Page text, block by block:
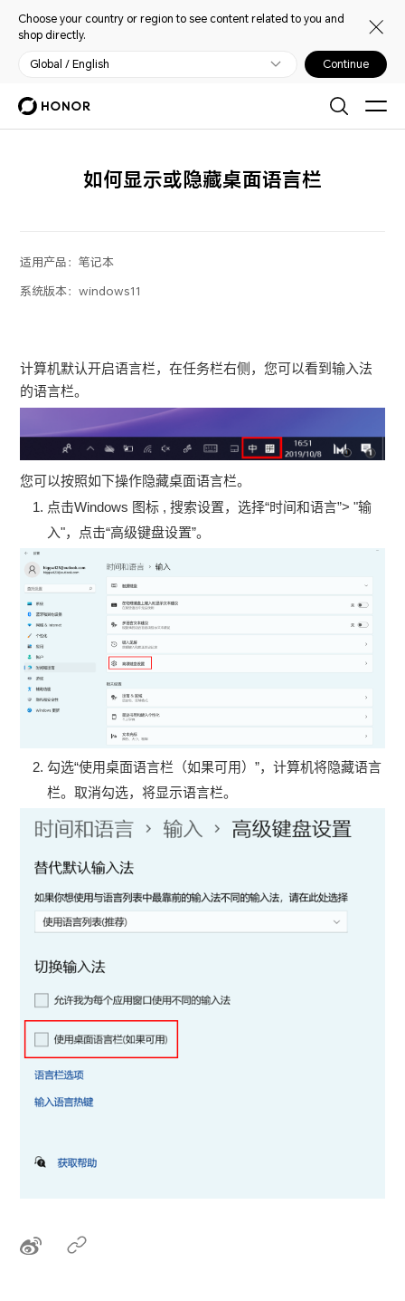
Choose your country or region to see content related to you and
shop directly.
Global / English Continue
如何显示或隐藏桌面语言栏
适用产品：笔记本
系统版本：windows11
计算机默认开启语言栏，在任务栏右侧，您可以看到输入法
的语言栏。
您可以按照如下操作隐藏桌面语言栏。
点击Windows 图标 , 搜索设置，选择“时间和语言”> "输
入"，点击“高级键盘设置”。
勾选“使用桌面语言栏（如果可用）”，计算机将隐藏语言
栏。取消勾选，将显示语言栏。